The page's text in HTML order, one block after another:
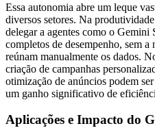
Essa autonomia abre um leque
diversos setores. Na
delegar a agentes como o Gemini
completos de desempenho, sem a
reúnam manualmente os dados.
criação de campanhas
otimização de anúncios podem
um ganho significativo de
Aplicações e Impacto do